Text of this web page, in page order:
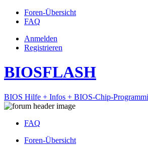
Foren-Übersicht
FAQ
Anmelden
Registrieren
BIOSFLASH
BIOS Hilfe + Infos + BIOS-Chip-
FAQ
Foren-Übersicht